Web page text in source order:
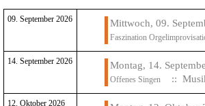
09. September 2026 Mittwoch, 09.
Faszination
14. September 2026 Montag, 14.
Offenes Singen ::
12. Oktober 2026